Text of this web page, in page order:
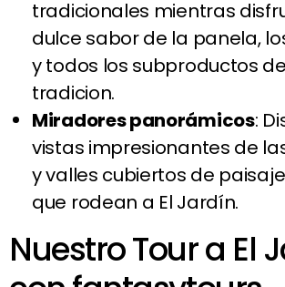
tradicionales mientras
dulce sabor de la panela,
y todos los subproductos
tradicion.
Miradores panorámicos:
vistas impresionantes de
y valles cubiertos de
que rodean a El Jardín.
Nuestro Tour a El